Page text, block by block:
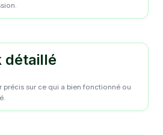
détaillé
précis sur ce qui a bien fonctionné ou